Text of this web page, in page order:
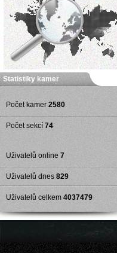
Statistiky kamer
Počet kamer 2580
Počet sekcí 74
Uživatelů online 7
Uživatelů dnes 829
Uživatelů celkem 4037479